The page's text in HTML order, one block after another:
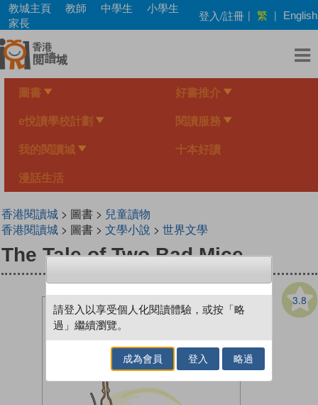
Skip
main
content
教城主頁 教師 中學生
小學生
家長
登入/註冊 | 繁 | English
圖書 好書推介
e悅讀學校計劃 閱讀服務
我的閱讀城 十本好讀
漫話生活
香港閱讀城> 圖書 > 兒童讀物
香港閱讀城> 圖書 > 文學小說 > 世界文學
The Tale of Two Bad Mice
3.8
請登入以享受個人化閱讀體驗，或按「略
過」繼續瀏覽。
成為會員 登入 略過